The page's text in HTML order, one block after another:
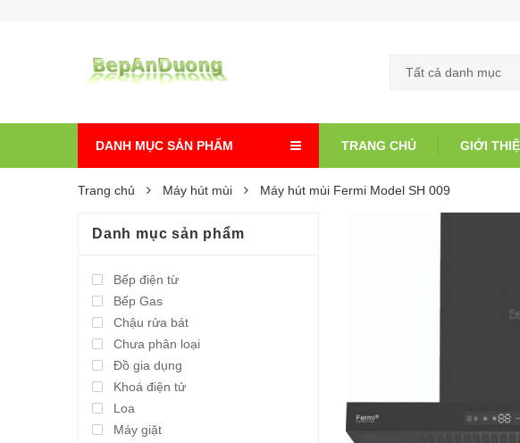
Tất cả danh mục
DANH MỤC SẢN PHẨM TRANG CHỦ GIỚI
Trang chủ Máy hút mùi Máy hút mùi Fermi Model SH 009
Danh mục sản phẩm
Bếp điện từ
Bếp Gas
Chậu rửa bát
Chưa phân loại
Đồ gia dụng
Khoá điện tử
Loa
Máy giặt